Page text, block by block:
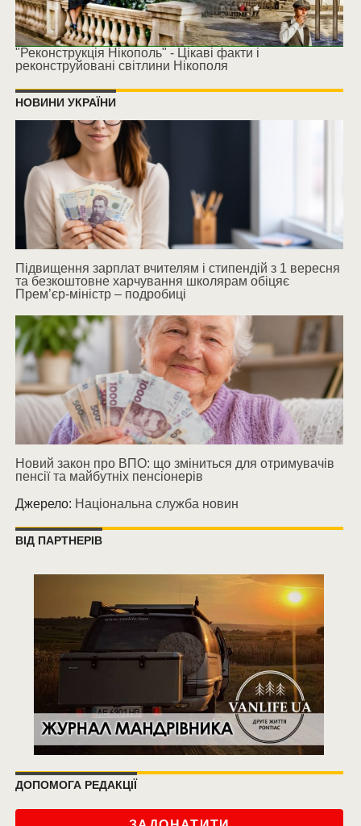
"Реконструкція Нікополь" - Цікаві факти і
реконструйовані світлини Нікополя
НОВИНИ УКРАЇНИ
Підвищення зарплат вчителям і стипендій з 1 вересня
та безкоштовне харчування школярам обіцяє
Прем’єр-міністр – подробиці
Новий закон про ВПО: що зміниться для отримувачів
пенсії та майбутніх пенсіонерів
Джерело: Національна служба новин
ВІД ПАРТНЕРІВ
ДОПОМОГА РЕДАКЦІЇ